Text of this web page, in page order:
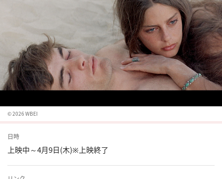
© 2026 WBEI
日時
上映中～4月9日(木)※上映終了